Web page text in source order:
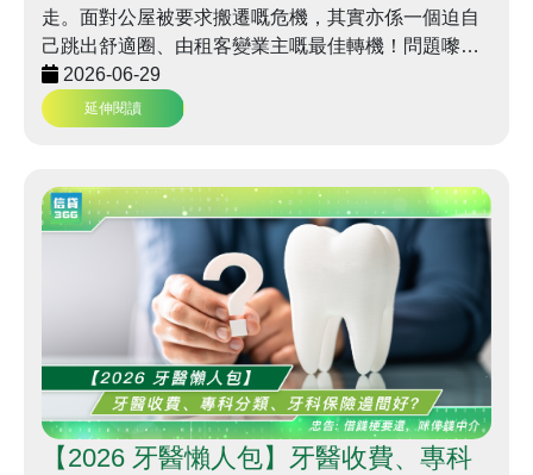
走。面對公屋被要求搬遷嘅危機，其實亦係一個迫自
己跳出舒適圈、由租客變業主嘅最佳轉機！問題嚟
喇：究竟應該一步到位買私樓，定係用綠表資格入市
綠置居？如果買樓首期不足，首期貸款又幫唔幫到
手？信貸366 今日同大家一文睇清富戶上車攻略！
2026-06-29
延伸閱讀
【2026 牙醫懶人包】牙醫收費、專科